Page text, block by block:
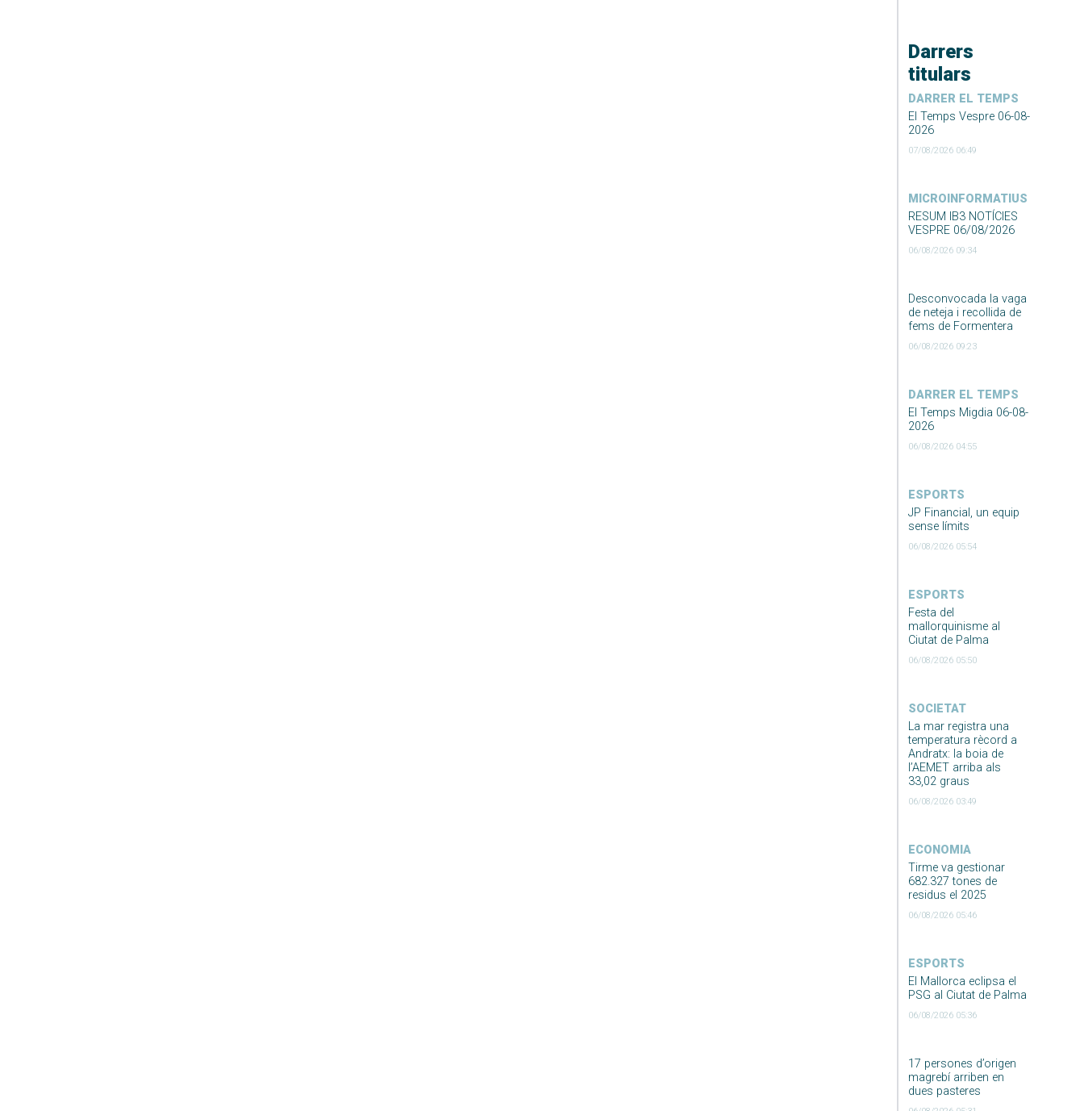
Darrers
titulars
DARRER EL TEMPS
El Temps Vespre 06-08-
2026
07/08/2026 06:49
MICROINFORMATIUS
RESUM IB3 NOTÍCIES
VESPRE 06/08/2026
06/08/2026 09:34
Desconvocada la vaga
de neteja i recollida de
fems de Formentera
06/08/2026 09:23
DARRER EL TEMPS
El Temps Migdia 06-08-
2026
06/08/2026 04:55
ESPORTS
JP Financial, un equip
sense límits
06/08/2026 05:54
ESPORTS
Festa del
mallorquinisme al
Ciutat de Palma
06/08/2026 05:50
SOCIETAT
La mar registra una
temperatura rècord a
Andratx: la boia de
l’AEMET arriba als
33,02 graus
06/08/2026 03:49
ECONOMIA
Tirme va gestionar
682.327 tones de
residus el 2025
06/08/2026 05:46
ESPORTS
El Mallorca eclipsa el
PSG al Ciutat de Palma
06/08/2026 05:36
17 persones d’origen
magrebí arriben en
dues pasteres